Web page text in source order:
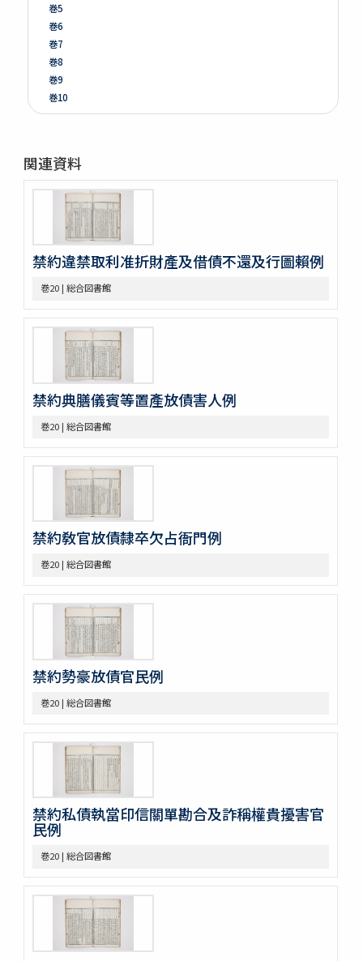
巻5
巻6
巻7
巻8
巻9
巻10
巻11
巻14
巻15
巻16
巻17
巻18
巻19
巻21
巻22
巻23
巻24
巻25
巻26
巻27
巻29
巻30
巻31
巻32
巻33
巻34
巻35
巻36
巻38
巻39
巻41
巻42
巻43
巻44
巻45
巻46
巻47
巻49
巻50
不分巻1
不分巻3
不分巻4
不分巻5
不分巻6
不分巻7
不分巻8
関連資料
禁約違禁取利准折財產及借債不還及行圖賴例
巻20 | 総合図書館
禁約典膳儀賓等置產放債害人例
巻20 | 総合図書館
禁約敎官放債隸卒欠占衙門例
巻20 | 総合図書館
禁約勢豪放債官民例
巻20 | 総合図書館
禁約私債執當印信關單勘合及詐稱權貴擾害官
民例
巻20 | 総合図書館